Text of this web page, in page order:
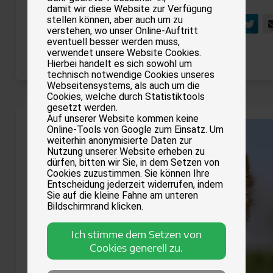
Weiterlesen … Aus
für
Oktopus-
Farm
damit wir diese Website zur Verfügung
stellen können, aber auch um zu
verstehen, wo unser Online-Auftritt
eventuell besser werden muss,
verwendet unsere Website Cookies.
Hierbei handelt es sich sowohl um
technisch notwendige Cookies unseres
Webseitensystems, als auch um die
Cookies, welche durch Statistiktools
gesetzt werden.
Auf unserer Website kommen keine
Online-Tools von Google zum Einsatz. Um
weiterhin anonymisierte Daten zur
Nutzung unserer Website erheben zu
dürfen, bitten wir Sie, in dem Setzen von
Cookies zuzustimmen. Sie können Ihre
Entscheidung jederzeit widerrufen, indem
Sie auf die kleine Fahne am unteren
Bildschirmrand klicken.
Ich stimme dem Setzen von
Cookies generell zu.